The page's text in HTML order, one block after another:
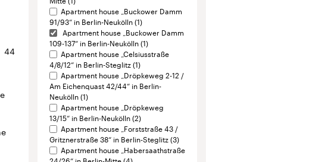
Apartment house „Dröpkeweg
13/15“ in Berlin-Neukölln(2)
Apartment house „Forststraße 43 /
Gritznerstraße 38“ in Berlin-Steglitz
Apartment house „Habersaathstraße
24/26“ in Berlin-Mitte (4)
Apartment house „Heinrich-Heine-
Straße 18-24“ in Berlin-Mitte(4)
Apartment house „Kaiser-Wilhelm-
Straße 86/88/90“ in Berlin-Steglitz
Apartment house „Klüberstraße 21-
25“ in Berlin-Steglitz (1)
Apartment house „Klüberstraße 27-
31“ in Berlin-Steglitz(1)